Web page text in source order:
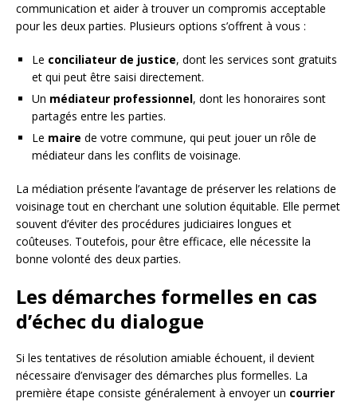
communication et aider à trouver un compromis acceptable
pour les deux parties. Plusieurs options s’offrent à vous :
Le conciliateur de justice, dont les services sont gratuits
et qui peut être saisi directement.
Un médiateur professionnel, dont les honoraires sont
partagés entre les parties.
Le maire de votre commune, qui peut jouer un rôle de
médiateur dans les conflits de voisinage.
La médiation présente l’avantage de préserver les relations de
voisinage tout en cherchant une solution équitable. Elle permet
souvent d’éviter des procédures judiciaires longues et
coûteuses. Toutefois, pour être efficace, elle nécessite la
bonne volonté des deux parties.
Les démarches formelles en cas
d’échec du dialogue
Si les tentatives de résolution amiable échouent, il devient
nécessaire d’envisager des démarches plus formelles. La
première étape consiste généralement à envoyer un courrier